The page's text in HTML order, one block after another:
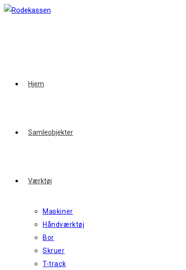
Skip
Hjem
Samleobjekter
Værktøj
Maskiner
Håndværktøj
Bor
Skruer
T-track